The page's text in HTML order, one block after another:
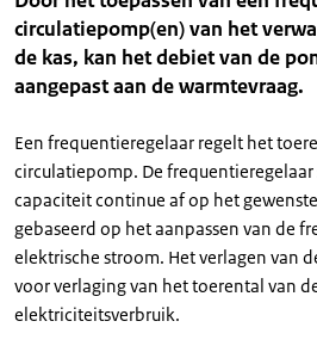
circulatiepomp(en) van het
de kas, kan het debiet van de
aangepast aan de warmtevraag.
Een frequentieregelaar regelt het
circulatiepomp. De
capaciteit continue af op het
gebaseerd op het aanpassen van de
elektrische stroom. Het verlagen van
voor verlaging van het toerental van
elektriciteitsverbruik.